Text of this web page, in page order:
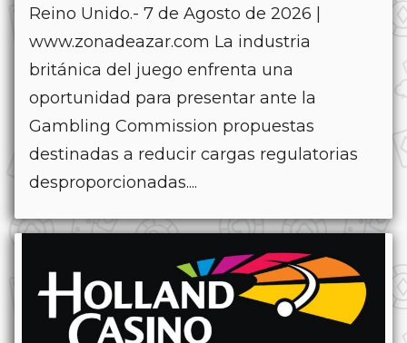
Reino Unido.- 7 de Agosto de 2026 |
www.zonadeazar.com La industria
británica del juego enfrenta una
oportunidad para presentar ante la
Gambling Commission propuestas
destinadas a reducir cargas regulatorias
desproporcionadas....